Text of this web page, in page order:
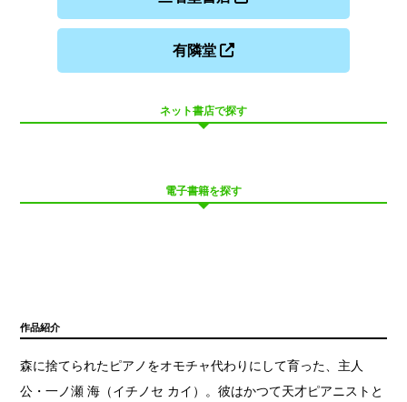
有隣堂
ネット書店で探す
電子書籍を探す
作品紹介
森に捨てられたピアノをオモチャ代わりにして育った、主人
公・一ノ瀬 海（イチノセ カイ）。彼はかつて天才ピアニストと